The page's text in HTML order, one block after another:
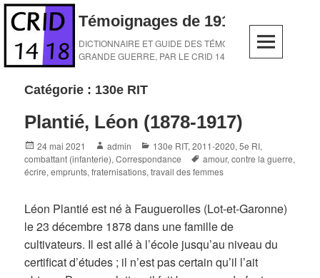
Skip
content
Témoignages de 1914-1918
DICTIONNAIRE ET GUIDE DES TÉMOINS DE LA
GRANDE GUERRE, PAR LE CRID 14-18
Catégorie : 130e RIT
Plantié, Léon (1878-1917)
Posted
on
24 mai 2021 Author
admin Categories
130e RIT,2011-2020,5e RI,
combattant (infanterie),Correspondance Tags
amour,contre la guerre,
écrire,emprunts,fraternisations,travail des femmes
Léon Plantié est né à Fauguerolles (Lot-et-Garonne)
le 23 décembre 1878 dans une famille de
cultivateurs. Il est allé à l’école jusqu’au niveau du
certificat d’études ; il n’est pas certain qu’il l’ait